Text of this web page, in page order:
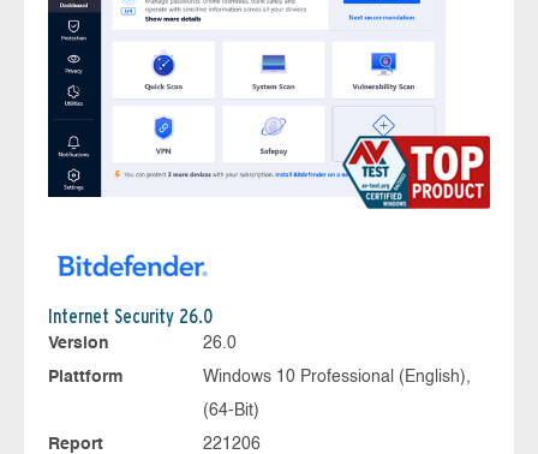
Internet Security 26.0
Version
26.0
Plattform
Windows 10 Professional (English),
(64-Bit)
Report
221206